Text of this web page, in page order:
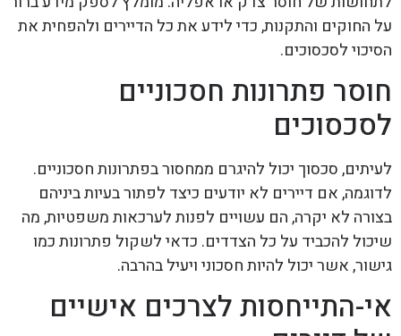
על החוקים והתקנות, כדי לידע את כל הדיירים ולהפחית את
הסיכוי לסכסוכים.
חוסר פתרונות חסכוניים
לסכסוכים
לעיתים, סכסוך יכול להיגרם ממחסור בפתרונות חסכוניים.
לדוגמה, אם דיירים לא יודעים כיצד לפתור בעיות ביניהם
בצורה לא יקרה, הם עשויים לפנות לערכאות משפטיות, מה
שיכול להכביד על כל הצדדים. כדאי לשקול פתרונות כמו
גישור, אשר יכול להיות חסכוני ויעיל בהרבה.
אי-התייחסות לצרכים אישיים